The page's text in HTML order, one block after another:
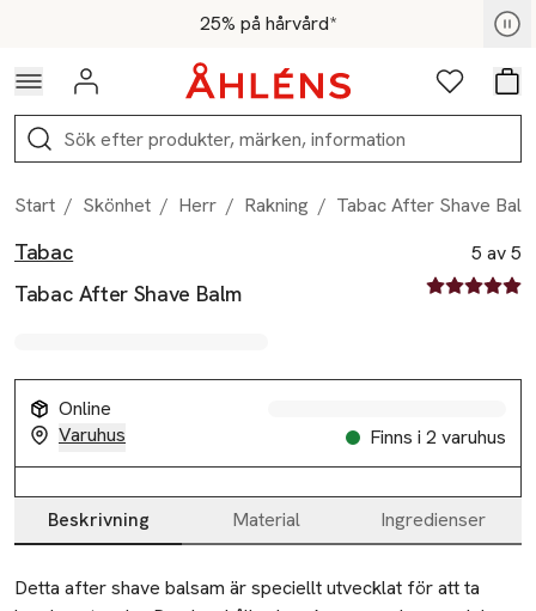
Hoppa till navigationsmenyn25% på hårvård*
För medlemmar - Shoppa nu
Logga in Favoriter
Sök
Start / Skönhet / Herr / Rakning / Tabac After Shave Balm
Produktbilder
Hoppa över bildspelet
Tabac
Tabac After Shave Balm
5 av 5
5 av fem
Online
Varuhus
Finns i 2 varuhus
Produktinformation
Beskrivning Material Ingredienser
Beskrivning
Detta after shave balsam är speciellt utvecklat för att ta